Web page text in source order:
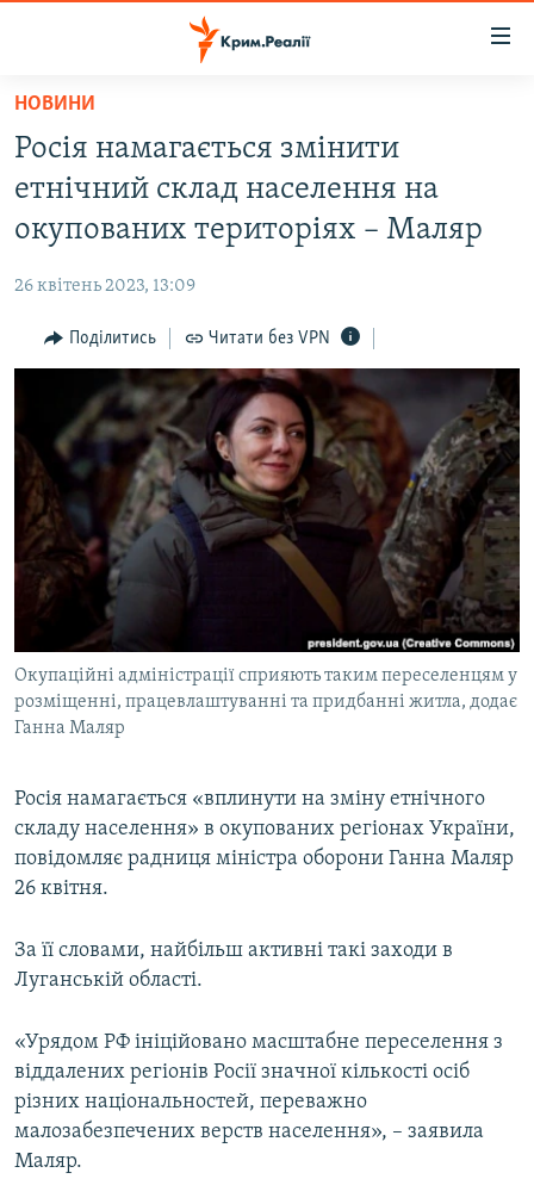
Перейти
основного
матеріалу
до
основної
Перейти
до
БЛОГИ
ПОГЛЯД
ІНТЕРВ'Ю
ВСЕ ЗА ДЕНЬ
СПЕЦПРОЕКТИ
ДЕПОРТАЦІЯ
ВІДЕОУРОКИ «ELIFBE»
СВІДЧЕННЯ ОКУПАЦІЇ
УКРАЇНСЬКА ПРОБЛЕМА КРИМУ
ІНФОГРАФІКА
ЯК ОБІЙТИ БЛОКУВАННЯ
Русский
Qırımtatar
ДОЛУЧАЙСЯ!
Усі сайти RFE/RL
НОВИНИ
Росія намагається змінити
етнічний склад населення на
окупованих територіях – Маляр
26 квітень 2023, 13:09
Поділитись Читати без VPN
Окупаційні адміністрації сприяють таким переселенцям у
розміщенні, працевлаштуванні та придбанні житла, додає
Ганна Маляр
Росія намагається «вплинути на зміну етнічного
складу населення» в окупованих регіонах України,
повідомляє радниця міністра оборони Ганна Маляр
26 квітня.
За її словами, найбільш активні такі заходи в
Луганській області.
«Урядом РФ ініційовано масштабне переселення з
віддалених регіонів Росії значної кількості осіб
різних національностей, переважно
малозабезпечених верств населення», – заявила
Маляр.